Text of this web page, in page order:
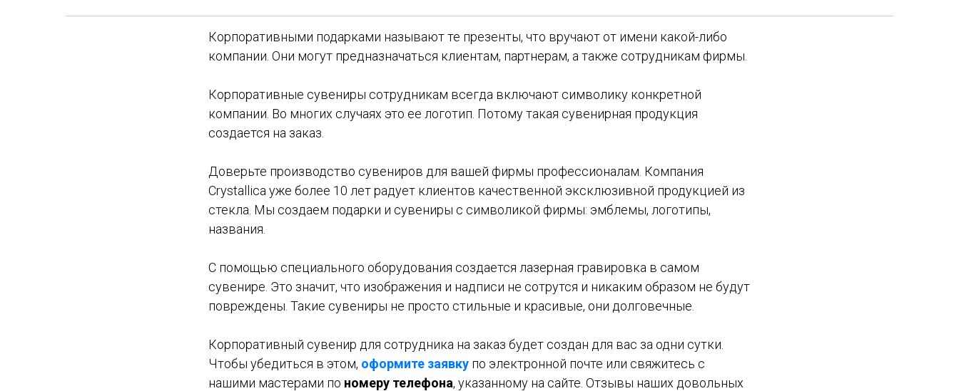
Корпоративными подарками называют те презенты, что вручают от имени какой-либо
компании. Они могут предназначаться клиентам, партнерам, а также сотрудникам фирмы.
Корпоративные сувениры сотрудникам всегда включают символику конкретной
компании. Во многих случаях это ее логотип. Потому такая сувенирная продукция
создается на заказ.
Доверьте производство сувениров для вашей фирмы профессионалам. Компания
Crystallica уже более 10 лет радует клиентов качественной эксклюзивной продукцией из
стекла. Мы создаем подарки и сувениры с символикой фирмы: эмблемы, логотипы,
названия.
С помощью специального оборудования создается лазерная гравировка в самом
сувенире. Это значит, что изображения и надписи не сотрутся и никаким образом не будут
повреждены. Такие сувениры не просто стильные и красивые, они долговечные.
Корпоративный сувенир для сотрудника на заказ будет создан для вас за одни сутки.
Чтобы убедиться в этом, оформите заявку по электронной почте или свяжитесь с
нашими мастерами по номеру телефона, указанному на сайте. Отзывы наших довольных